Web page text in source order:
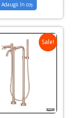
Adaugă în coș
Sale!